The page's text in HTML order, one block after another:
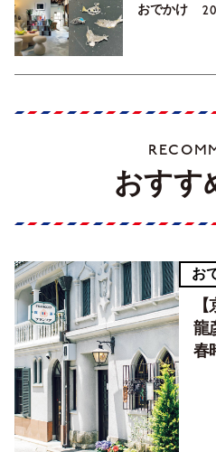
おでかけ
おすす
お
龍
春